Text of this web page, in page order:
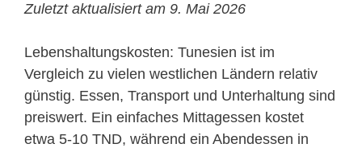
Zuletzt aktualisiert am 9. Mai 2026
Lebenshaltungskosten: Tunesien ist im
Vergleich zu vielen westlichen Ländern relativ
günstig. Essen, Transport und Unterhaltung sind
preiswert. Ein einfaches Mittagessen kostet
etwa 5-10 TND, während ein Abendessen in